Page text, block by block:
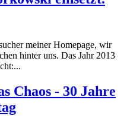
meiner Homepage, wir
hinter uns. Das Jahr 2013
Chaos - 30 Jahre